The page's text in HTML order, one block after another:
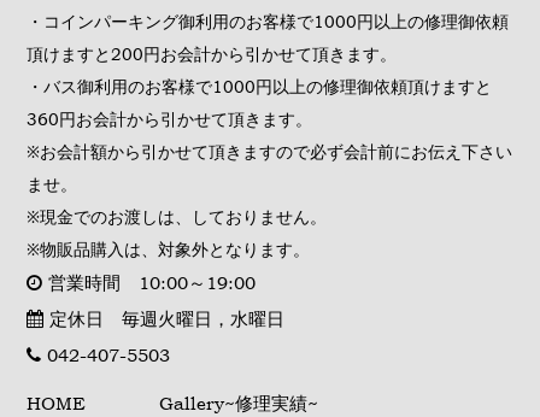
・コインパーキング御利用のお客様で1000円以上の修理御依頼
頂けますと200円お会計から引かせて頂きます。
・バス御利用のお客様で1000円以上の修理御依頼頂けますと
360円お会計から引かせて頂きます。
※お会計額から引かせて頂きますので必ず会計前にお伝え下さい
ませ。
※現金でのお渡しは、しておりません。
※物販品購入は、対象外となります。
営業時間 10:00～19:00
定休日 毎週火曜日，水曜日
042-407-5503
HOME
Gallery~修理実績~